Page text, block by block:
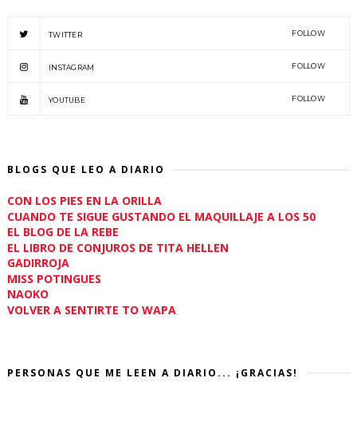
TWITTER FOLLOW
INSTAGRAM FOLLOW
YOUTUBE FOLLOW
BLOGS QUE LEO A DIARIO
CON LOS PIES EN LA ORILLA
CUANDO TE SIGUE GUSTANDO EL MAQUILLAJE A LOS 50
EL BLOG DE LA REBE
EL LIBRO DE CONJUROS DE TITA HELLEN
GADIRROJA
MISS POTINGUES
NAOKO
VOLVER A SENTIRTE TO WAPA
PERSONAS QUE ME LEEN A DIARIO... ¡GRACIAS!